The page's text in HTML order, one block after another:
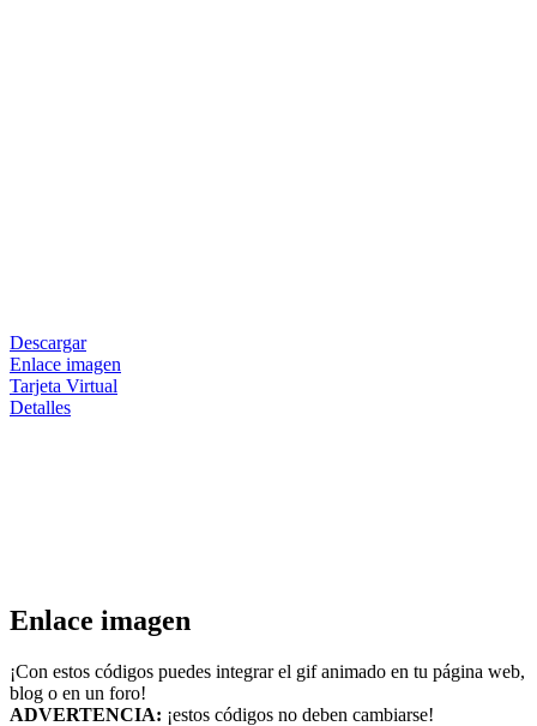
Descargar
Enlace imagen
Tarjeta Virtual
Detalles
Enlace imagen
¡Con estos códigos puedes integrar el gif animado en tu página web,
blog o en un foro!
ADVERTENCIA: ¡estos códigos no deben cambiarse!